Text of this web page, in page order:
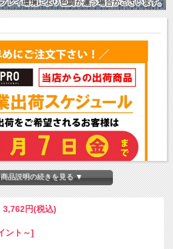
品説明の続きを見る ▼
3,762円(税込)
ント～]